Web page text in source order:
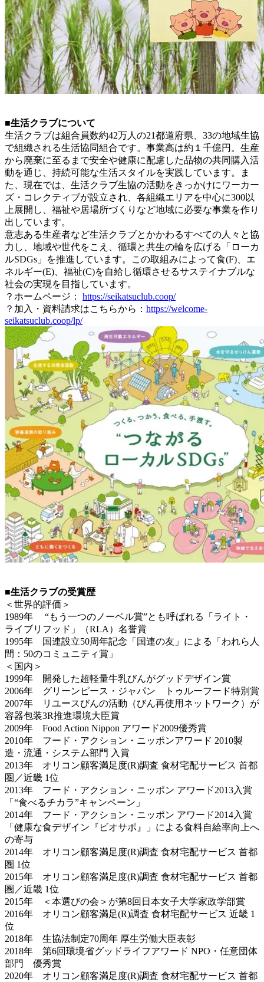
■生活クラブについて
生活クラブは組合員数約42万人の21都道府県、33の地域生協
で組織される生活協同組合です。事業高は約１千億円。生産
から廃棄に至るまで安全や健康に配慮した品物の共同購入活
動を通じ、持続可能な生活スタイルを実践しています。ま
た、現在では、生活クラブ生協の活動をきっかけにワーカー
ズ・コレクティブが設立され、各組織エリアを中心に300以
上展開し、福祉や居場所づくりなど地域に必要な事業を作り
出しています。
意志ある生産者など生活クラブとかかわるすべての人々と協
力し、地域や世代をこえ、循環と共生の輪を広げる「ローカ
ルSDGs」を推進しています。この取組みによって食(F)、エ
ネルギー(E)、福祉(C)を自給し循環させるサステイナブルな
社会の実現を目指しています。
？ホームページ： https://seikatsuclub.coop/
？加入・資料請求はこちらから： https://welcome-
seikatsuclub.coop/lp/
■生活クラブの受賞歴
＜世界的評価＞
1989年 “もう一つのノーベル賞”とも呼ばれる「ライト・
ライブリフッド」（RLA）名誉賞
1995年 国連設立50周年記念「国連の友」による「われら人
間：50のコミュニティ賞」
＜国内＞
1999年 開発した超軽量牛乳びんがグッドデザイン賞
2006年 グリーンピース・ジャパン トゥルーフード特別賞
2007年 リユースびんの活動（びん再使用ネットワーク）が
容器包装3R推進環境大臣賞
2009年 Food Action Nippon アワード2009優秀賞
2010年 フード・アクション・ニッポンアワード 2010製
造・流通・システム部門 入賞
2013年 オリコン顧客満足度(R)調査 食材宅配サービス 首都
圏／近畿 1位
2013年 フード・アクション・ニッポン アワード2013入賞
「“食べるチカラ”キャンペーン」
2014年 フード・アクション・ニッポン アワード2014入賞
「健康な食デザイン『ビオサポ』」による食料自給率向上へ
の寄与
2014年 オリコン顧客満足度(R)調査 食材宅配サービス 首都
圏 1位
2015年 オリコン顧客満足度(R)調査 食材宅配サービス 首都
圏／近畿 1位
2015年 ＜本選びの会＞が第8回日本女子大学家政学部賞
2016年 オリコン顧客満足(R)調査 食材宅配サービス 近畿 1
位
2018年 生協法制定70周年 厚生労働大臣表彰
2018年 第6回環境省グッドライフアワード NPO・任意団体
部門 優秀賞
2020年 オリコン顧客満足度(R)調査 食材宅配サービス 首都